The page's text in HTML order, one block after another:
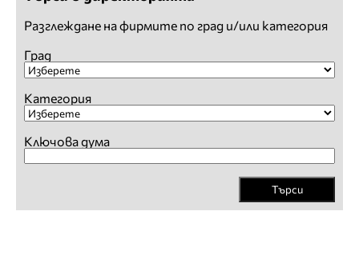
Разглеждане на фирмите по град и/или категория
Град
Категория
Ключова дума
Търси